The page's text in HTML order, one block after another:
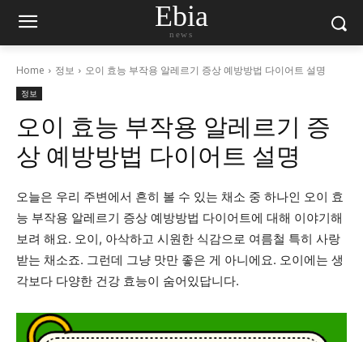
Ebia
news
Home 정보 오이 효능 부작용 알레르기 증상 예방방법 다이어트 설명
정보
오이 효능 부작용 알레르기 증
상 예방방법 다이어트 설명
오늘은 우리 주변에서 흔히 볼 수 있는 채소 중 하나인 오이 효
능 부작용 알레르기 증상 예방방법 다이어트에 대해 이야기해
보려 해요. 오이, 아삭하고 시원한 식감으로 여름철 특히 사랑
받는 채소죠. 그런데 그냥 맛만 좋은 게 아니에요. 오이에는 생
각보다 다양한 건강 효능이 숨어있답니다.